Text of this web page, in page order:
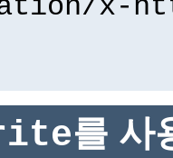
x-
를 사